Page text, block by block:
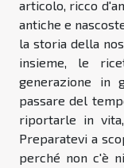
articolo, ricco
antiche e
la storia della
insieme, le
generazione in
passare del
riportarle in
Preparatevi a
perché non c'è